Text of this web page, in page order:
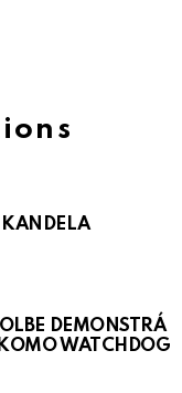
KANDELA
DEMONSTRÁ
WATCHDOG